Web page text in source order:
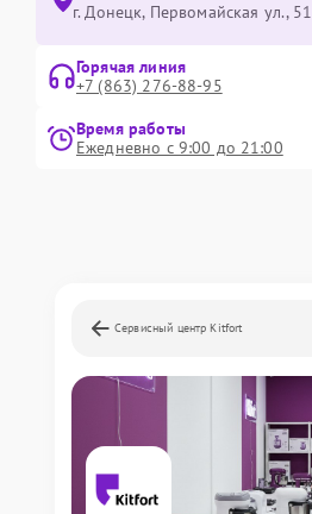
г. Донецк, Первомайская ул., 51
Горячая линия
+7 (863) 276-88-95
Время работы
Ежедневно с 9:00 до 21:00
Сервисный центр Kitfort